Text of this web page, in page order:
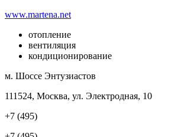
www.martena.net
отопление
вентиляция
кондиционирование
м. Шоссе Энтузиастов
111524, Москва, ул. Электродная, 10
+7 (495)